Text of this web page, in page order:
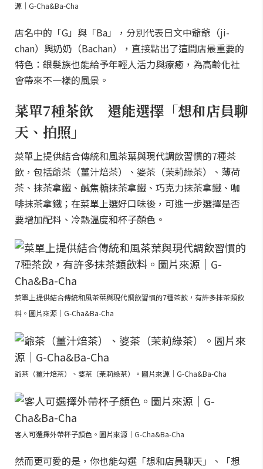
源｜G-Cha&Ba-Cha
店名中的「G」與「Ba」，分別代表日文中爺爺（ji-
chan）與奶奶（Bachan），直接點出了這間店最重要的
特色：銀髮族也能給予年輕人活力與療癒，為高齡化社
會帶來不一樣的風景。
菜單7種茶飲 還能選擇「想和店員聊
天、拍照」
菜單上提供結合傳統和風茶葉與現代調飲習慣的7種茶
飲，包括爺茶（薑汁焙茶）、婆茶（茉莉綠茶）、薄荷
茶、抹茶拿鐵、鹹焦糖抹茶拿鐵、巧克力抹茶拿鐵、咖
啡抹茶拿鐵；在菜單上選好口味後，可進一步選擇是否
要增加配料、冷熱溫度和杯子顏色。
菜單上提供結合傳統和風茶葉與現代調飲習慣的7種茶飲，有許多抹茶類飲
料。圖片來源｜G-Cha&Ba-Cha
爺茶（薑汁焙茶）、婆茶（茉莉綠茶）。圖片來源｜G-Cha&Ba-Cha
客人可選擇外帶杯子顏色。圖片來源｜G-Cha&Ba-Cha
然而更可愛的是，你也能勾選「想和店員聊天」、「想